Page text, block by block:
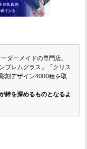
ダーメイドの専門店。
ブレムグラス」「クリス
刻デザイン4000種を取
絆を深めるものとなるよ